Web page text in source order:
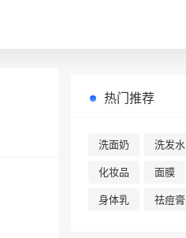
热门推荐
洗面奶 洗发水
化妆品 面膜
身体乳 祛痘膏